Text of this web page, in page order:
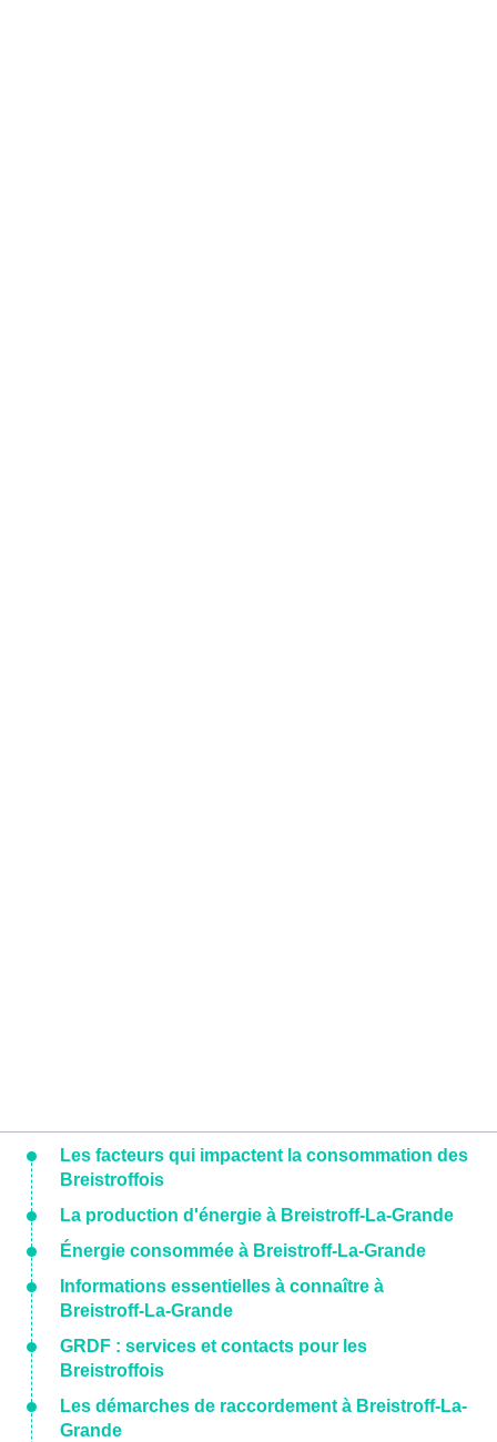
Les facteurs qui impactent la consommation des
Breistroffois
La production d'énergie à Breistroff-La-Grande
Énergie consommée à Breistroff-La-Grande
Informations essentielles à connaître à
Breistroff-La-Grande
GRDF : services et contacts pour les
Breistroffois
Les démarches de raccordement à Breistroff-La-
Grande